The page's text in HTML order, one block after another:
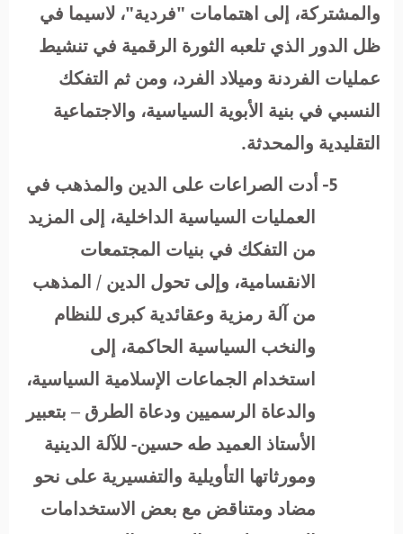
والمشتركة، إلى اهتمامات "فردية"، لاسيما في
ظل الدور الذي تلعبه الثورة الرقمية في تنشيط
عمليات الفردنة وميلاد الفرد، ومن ثم التفكك
النسبي في بنية الأبوية السياسية، والاجتماعية
التقليدية والمحدثة.
5- أدت الصراعات على الدين والمذهب في
العمليات السياسية الداخلية، إلى المزيد
من التفكك في بنيات المجتمعات
الانقسامية، وإلى تحول الدين / المذهب
من آلة رمزية وعقائدية كبرى للنظام
والنخب السياسية الحاكمة، إلى
استخدام الجماعات الإسلامية السياسية،
والدعاة الرسميين ودعاة الطرق – بتعبير
الأستاذ العميد طه حسين- للآلة الدينية
ومورثاتها التأويلية والتفسيرية على نحو
مضاد ومتناقض مع بعض الاستخدامات